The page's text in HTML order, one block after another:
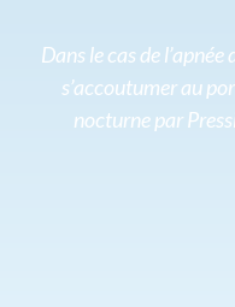
Dans le cas de
s’accoutumer au
nocturne par